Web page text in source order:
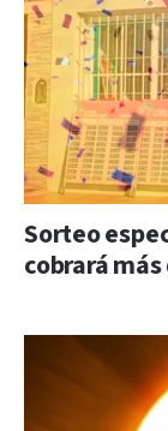
Sorteo
cobrará